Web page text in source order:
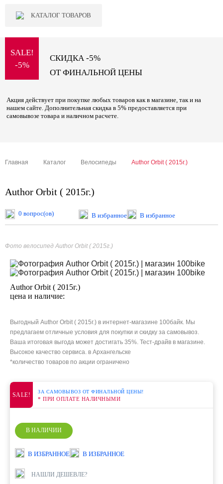
КАТАЛОГ ТОВАРОВ
SALE!
-5%
СКИДКА -5%
ОТ ФИНАЛЬНОЙ ЦЕНЫ
Акция действует при покупке любых товаров как в магазине, так и на
нашем сайте. Дополнительная скидка в 5% предоставляется при
самовывозе товара и наличном расчете.
Главная Каталог Велосипеды Author Orbit ( 2015г.)
Author Orbit ( 2015г.)
0 вопрос(ов) В избранное В избранное
Фото велосипед Author Orbit ( 2015г.)
Author Orbit ( 2015г.)
цена и наличие:
Выгодный Author Orbit ( 2015г.) в интернет-магазине 100байк. Мы
предлагаем отличные условия для покупки и скидку за самовывоз.
Ваша итоговая выгода может достигать 35%. Тест-драйв в магазине.
Высокое качество сервиса. в Архангельске
*количество товаров по акции ограничено
SALE! ЗА САМОВЫВОЗ ОТ ФИНАЛЬНОЙ ЦЕНЫ!
* ПРИ ОПЛАТЕ НАЛИЧНЫМИ
В НАЛИЧИИ
В ИЗБРАННОЕ В ИЗБРАННОЕ
НАШЛИ ДЕШЕВЛЕ?